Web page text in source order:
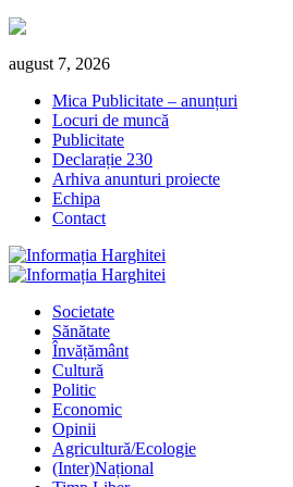
Skip
content
august 7, 2026
Mica Publicitate – anunțuri
Locuri de muncă
Publicitate
Declarație 230
Arhiva anunturi proiecte
Echipa
Contact
Primary
Societate
Sănătate
Învățământ
Cultură
Politic
Economic
Opinii
Agricultură/Ecologie
(Inter)Național